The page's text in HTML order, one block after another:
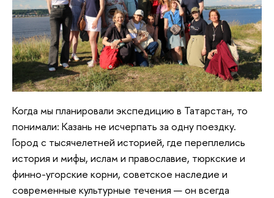
Когда мы планировали экспедицию в Татарстан, то
понимали: Казань не исчерпать за одну поездку.
Город с тысячелетней историей, где переплелись
история и мифы, ислам и православие, тюркские и
финно-угорские корни, советское наследие и
современные культурные течения — он всегда